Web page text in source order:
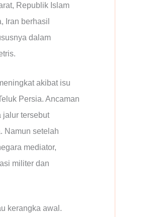
Republik Islam
Iran berhasil
dalam
akibat isu
Persia. Ancaman
jalur tersebut
Namun setelah
mediator,
militer dan
kerangka awal.